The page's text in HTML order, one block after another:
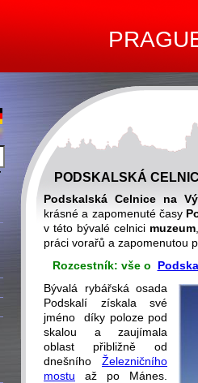
PODSKALSKÁ
Podskalská Celnice na
krásné a zapomenuté časy
v této bývalé celnici muzeum
práci vorařů a zapomenutou
Rozcestník: vše o
Bývalá rybářská osada
Podskalí získala své
jméno díky poloze pod
skalou a zaujímala
oblast přibližně od
dnešního Železničního
mostu až po Mánes.